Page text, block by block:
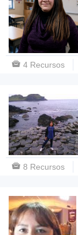
4 Recursos
8 Recursos